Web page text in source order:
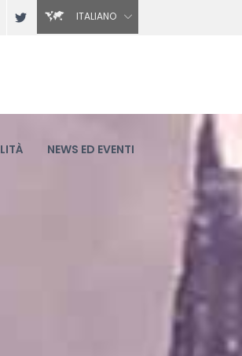
ITALIANO
NEWS ED EVENTI